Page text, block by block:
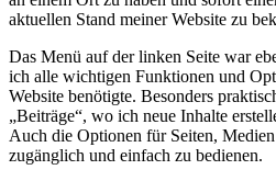
aktuellen Stand meiner Website zu
Das Menü auf der linken Seite war
ich alle wichtigen Funktionen und
Website benötigte. Besonders
„Beiträge“, wo ich neue Inhalte
Auch die Optionen für Seiten,
zugänglich und einfach zu bedienen.